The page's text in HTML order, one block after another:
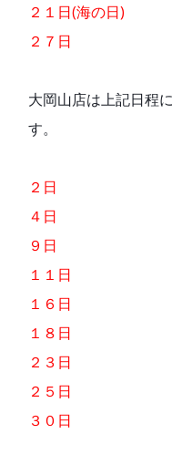
２１日(海の日)
２７日
大岡山店は上記日程
す。
２日
４日
９日
１１日
１６日
１８日
２３日
２５日
３０日